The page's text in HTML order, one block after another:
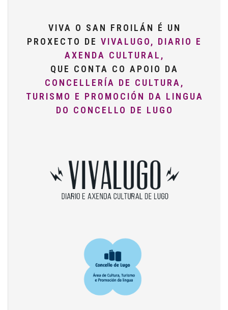
VIVA O SAN FROILÁN É UN
PROXECTO DE VIVALUGO, DIARIO E
AXENDA CULTURAL,
QUE CONTA CO APOIO DA
CONCELLERÍA DE CULTURA,
TURISMO E PROMOCIÓN DA LINGUA
DO CONCELLO DE LUGO